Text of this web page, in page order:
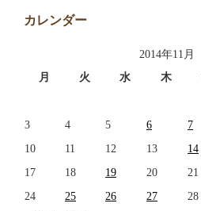
カレンダー
2014年11月
月
火 水 木
3
4 5 6 7
10
11 12 13 14
17
18 19 20 21
24
25 26 27 28